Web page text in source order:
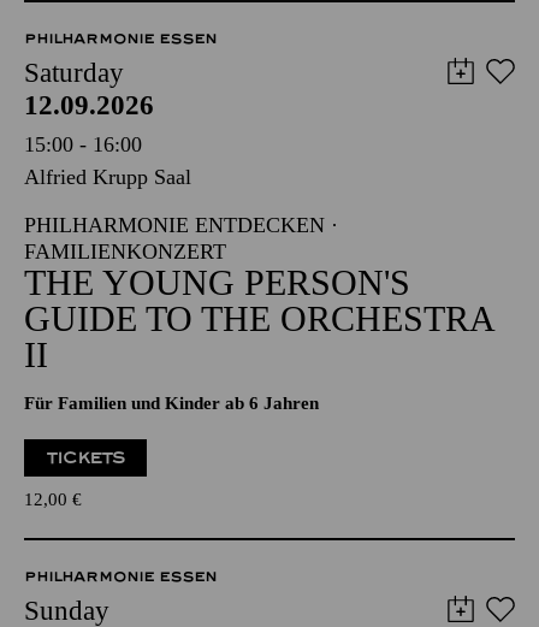
PHILHARMONIE ESSEN
Saturday
12.09.2026
15:00 - 16:00
Alfried Krupp Saal
PHILHARMONIE ENTDECKEN ·
FAMILIENKONZERT
THE YOUNG PERSON'S
GUIDE TO THE ORCHESTRA
II
Für Familien und Kinder ab 6 Jahren
TICKETS
12,00 €
PHILHARMONIE ESSEN
Sunday